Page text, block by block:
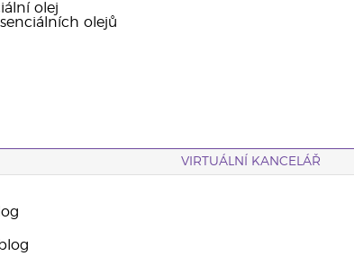
olej
olejů
VIRTUÁLNÍ KANCELÁŘ